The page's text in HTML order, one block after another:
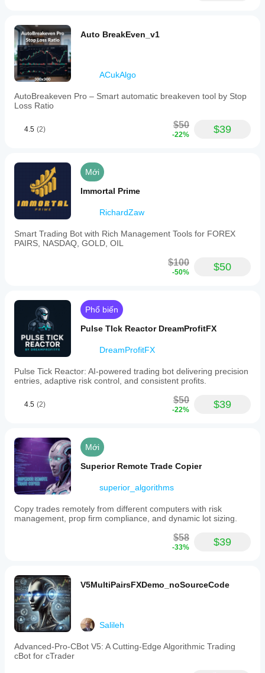
Auto BreakEven_v1
ACukAlgo
AutoBreakeven Pro – Smart automatic breakeven tool by Stop
Loss Ratio
4.5 (2) $50
-22% $39
Mới
Immortal Prime
RichardZaw
Smart Trading Bot with Rich Management Tools for FOREX
PAIRS, NASDAQ, GOLD, OIL
$100
-50% $50
Phổ biến
Pulse TIck Reactor DreamProfitFX
DreamProfitFX
Pulse Tick Reactor: AI-powered trading bot delivering precision
entries, adaptive risk control, and consistent profits.
4.5 (2) $50
-22% $39
Mới
Superior Remote Trade Copier
superior_algorithms
Copy trades remotely from different computers with risk
management, prop firm compliance, and dynamic lot sizing.
$58
-33% $39
V5MultiPairsFXDemo_noSourceCode
Salileh
Advanced-Pro-CBot V5: A Cutting-Edge Algorithmic Trading
cBot for cTrader